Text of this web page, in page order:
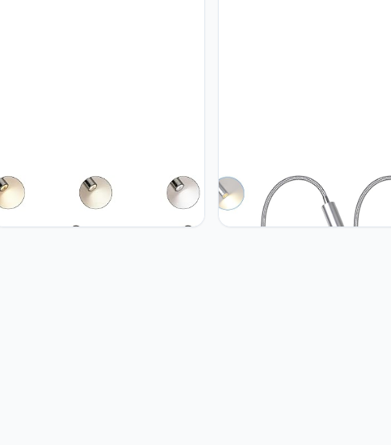
ERWEY 2pcs LED-leeslamp 12V
camper, wandlamp bed lamp met
schakelaar touch dimbaar 3000K-
ERWEY 2 stuks leeslamp bed,
leeslamp wand met touch
kleuren, 360° flexibele